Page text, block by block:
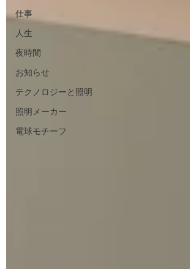
仕事
人生
夜時間
お知らせ
テクノロジーと照明
照明メーカー
電球モチーフ